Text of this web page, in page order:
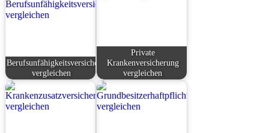
Berufsunfähigkeitsversicherung
vergleichen
Private
Krankenversicherung
vergleichen